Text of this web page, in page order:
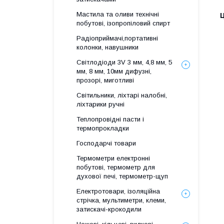
Мастила та оливи технічні
побутові, ізопропіловий спирт
Радіоприймачі,портативні
колонки, навушники
Світлодіоди 3V 3 мм, 4,8 мм, 5
мм, 8 мм, 10мм дифузні,
прозорі, миготливі
Світильники, ліхтарі налобні,
ліхтарики ручні
Теплопровідні пасти і
термопрокладки
Господарчі товари
Термометри електронні
побутові, термометр для
духової печі, термометр-щуп
Електротовари, ізоляційна
стрічка, мультиметри, клеми,
затискачі-крокодили